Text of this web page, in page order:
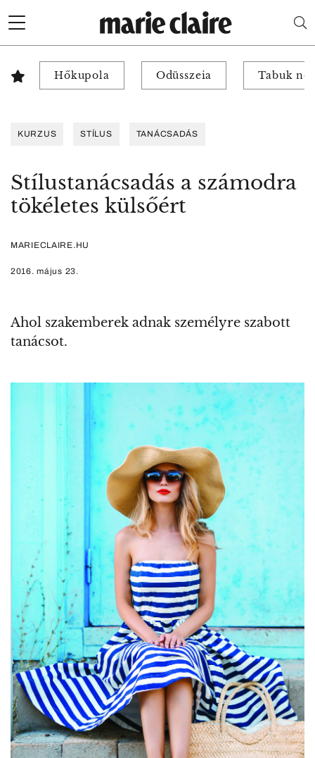
Hőkupola Odüsszeia Tabuk
KURZUS STÍLUS TANÁCSADÁS
Stílustanácsadás a számodra
tökéletes külsőért
MARIECLAIRE.HU
2016. május 23.
Ahol szakemberek adnak személyre szabott
tanácsot.